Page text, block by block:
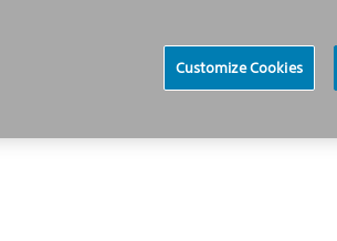
Customize Cookies